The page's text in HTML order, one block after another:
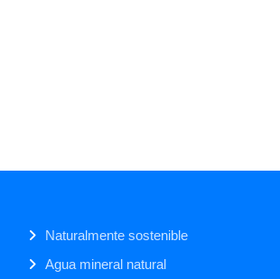
Naturalmente sostenible
Agua mineral natural